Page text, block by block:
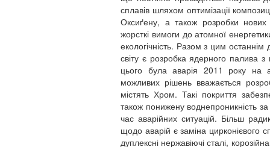
сплавів шляхом оптимізації
Оксиґену, а також розробки
жорсткі вимоги до атомної
екологічність. Разом з цим останнім
світу є розробка ядерного палива
цього була аварія 2011 року на
можливих рішень вважається
містять Хром. Такі покриття
також понижену воднепроникність
час аварійних ситуацій. Більш
щодо аварій є заміна
дуплексні нержавіючі сталі,